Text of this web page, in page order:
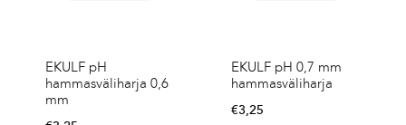
EKULF pH
hammasväliharja 0,6
mm
EKULF pH 0,7 mm
hammasväliharja
€3,25